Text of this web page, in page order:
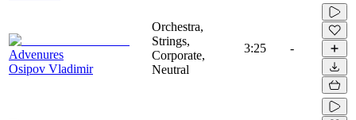
Advenures
Osipov Vladimir
Orchestra,
Strings,
Corporate,
Neutral
3:25 -